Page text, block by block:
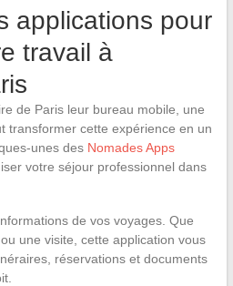
applications pour
travail à
de Paris leur bureau mobile, une
transformer cette expérience en un
unes des Nomades Apps
votre séjour professionnel dans
de vos voyages. Que
une visite, cette application vous
réservations et documents